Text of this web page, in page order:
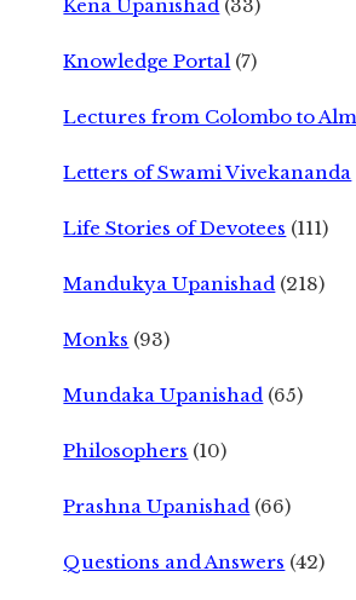
Kena Upanishad (33)
Knowledge Portal (7)
Lectures from Colombo to
Letters of Swami Vivekananda
Life Stories of Devotees (111)
Mandukya Upanishad (218)
Monks (93)
Mundaka Upanishad (65)
Philosophers (10)
Prashna Upanishad (66)
Questions and Answers (42)